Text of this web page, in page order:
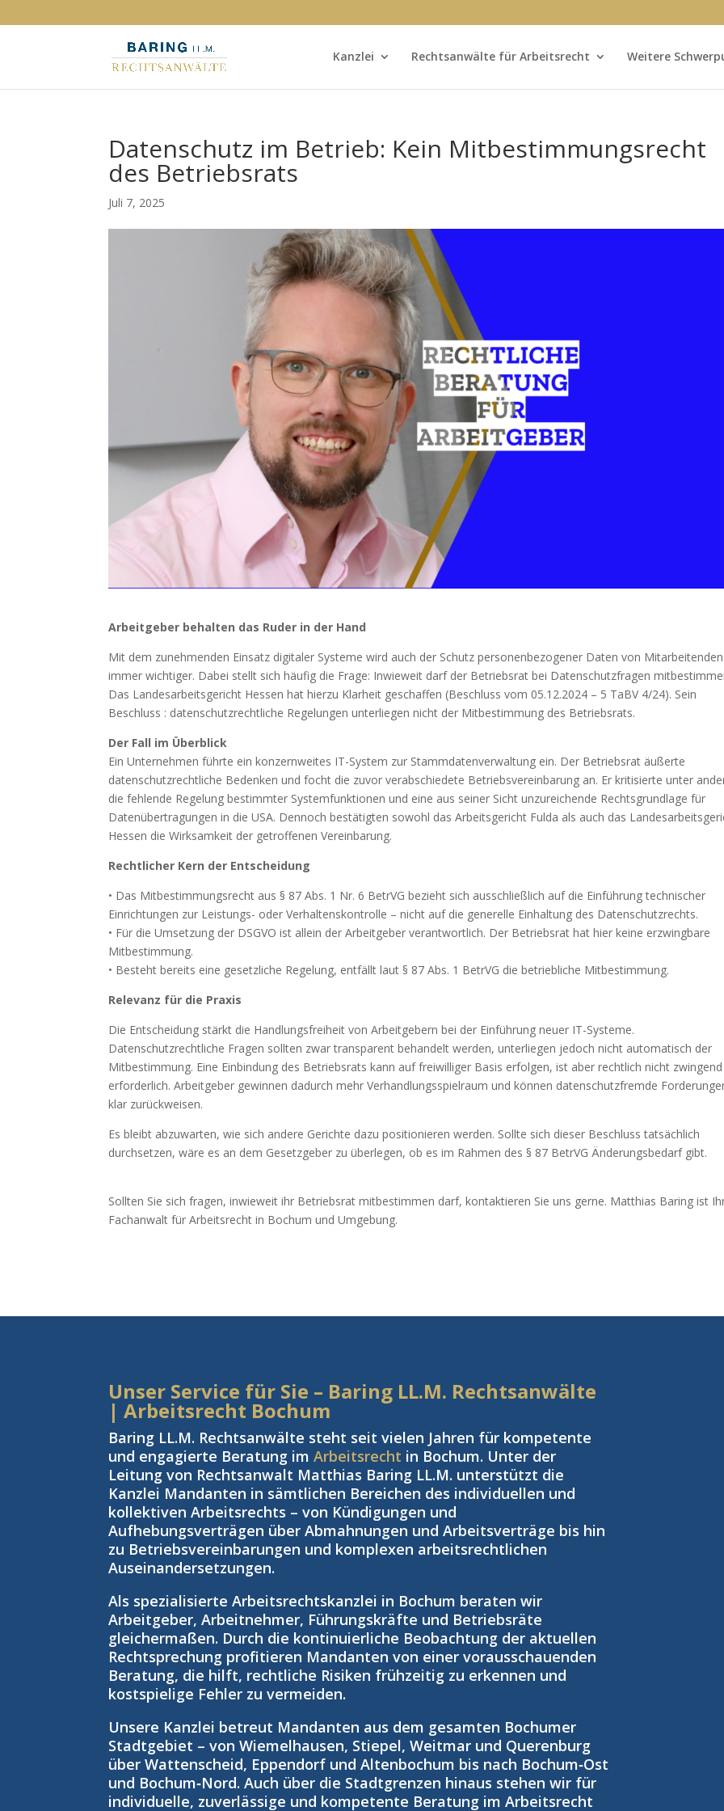
Kanzlei Rechtsanwälte für Arbeitsrecht Weitere
Datenschutz im Betrieb: Kein Mitbestimmungsrecht
des Betriebsrats
Juli 7, 2025
Arbeitgeber behalten das Ruder in der Hand
Mit dem zunehmenden Einsatz digitaler Systeme wird auch der Schutz personenbezogener Daten von Mitarbeitenden
immer wichtiger. Dabei stellt sich häufig die Frage: Inwieweit darf der Betriebsrat bei Datenschutzfragen
Das Landesarbeitsgericht Hessen hat hierzu Klarheit geschaffen (Beschluss vom 05.12.2024 – 5 TaBV 4/24). Sein
Beschluss : datenschutzrechtliche Regelungen unterliegen nicht der Mitbestimmung des Betriebsrats.
Der Fall im Überblick
Ein Unternehmen führte ein konzernweites IT-System zur Stammdatenverwaltung ein. Der Betriebsrat äußerte
datenschutzrechtliche Bedenken und focht die zuvor verabschiedete Betriebsvereinbarung an. Er kritisierte unter
die fehlende Regelung bestimmter Systemfunktionen und eine aus seiner Sicht unzureichende Rechtsgrundlage für
Datenübertragungen in die USA. Dennoch bestätigten sowohl das Arbeitsgericht Fulda als auch das
Hessen die Wirksamkeit der getroffenen Vereinbarung.
Rechtlicher Kern der Entscheidung
• Das Mitbestimmungsrecht aus § 87 Abs. 1 Nr. 6 BetrVG bezieht sich ausschließlich auf die Einführung technischer
Einrichtungen zur Leistungs- oder Verhaltenskontrolle – nicht auf die generelle Einhaltung des Datenschutzrechts.
• Für die Umsetzung der DSGVO ist allein der Arbeitgeber verantwortlich. Der Betriebsrat hat hier keine erzwingbare
Mitbestimmung.
• Besteht bereits eine gesetzliche Regelung, entfällt laut § 87 Abs. 1 BetrVG die betriebliche Mitbestimmung.
Relevanz für die Praxis
Die Entscheidung stärkt die Handlungsfreiheit von Arbeitgebern bei der Einführung neuer IT-Systeme.
Datenschutzrechtliche Fragen sollten zwar transparent behandelt werden, unterliegen jedoch nicht automatisch der
Mitbestimmung. Eine Einbindung des Betriebsrats kann auf freiwilliger Basis erfolgen, ist aber rechtlich nicht zwingend
erforderlich. Arbeitgeber gewinnen dadurch mehr Verhandlungsspielraum und können datenschutzfremde
klar zurückweisen.
Es bleibt abzuwarten, wie sich andere Gerichte dazu positionieren werden. Sollte sich dieser Beschluss tatsächlich
durchsetzen, wäre es an dem Gesetzgeber zu überlegen, ob es im Rahmen des § 87 BetrVG Änderungsbedarf gibt.
Sollten Sie sich fragen, inwieweit ihr Betriebsrat mitbestimmen darf, kontaktieren Sie uns gerne. Matthias Baring ist
Fachanwalt für Arbeitsrecht in Bochum und Umgebung.
Unser Service für Sie – Baring LL.M. Rechtsanwälte
| Arbeitsrecht Bochum
Baring LL.M. Rechtsanwälte steht seit vielen Jahren für kompetente
und engagierte Beratung imArbeitsrecht in Bochum. Unter der
Leitung von Rechtsanwalt Matthias Baring LL.M. unterstützt die
Kanzlei Mandanten in sämtlichen Bereichen des individuellen und
kollektiven Arbeitsrechts – von Kündigungen und
Aufhebungsverträgen über Abmahnungen und Arbeitsverträge bis hin
zu Betriebsvereinbarungen und komplexen arbeitsrechtlichen
Auseinandersetzungen.
Als spezialisierte Arbeitsrechtskanzlei in Bochum beraten wir
Arbeitgeber, Arbeitnehmer, Führungskräfte und Betriebsräte
gleichermaßen. Durch die kontinuierliche Beobachtung der aktuellen
Rechtsprechung profitieren Mandanten von einer vorausschauenden
Beratung, die hilft, rechtliche Risiken frühzeitig zu erkennen und
kostspielige Fehler zu vermeiden.
Unsere Kanzlei betreut Mandanten aus dem gesamten Bochumer
Stadtgebiet – von Wiemelhausen, Stiepel, Weitmar und Querenburg
über Wattenscheid, Eppendorf und Altenbochum bis nach Bochum‑Ost
und Bochum‑Nord. Auch über die Stadtgrenzen hinaus stehen wir für
individuelle, zuverlässige und kompetente Beratung im Arbeitsrecht